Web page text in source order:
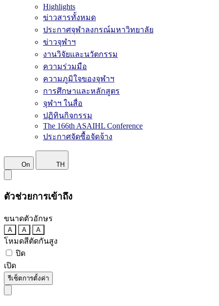
Highlights
ข่าวสารทั้งหมด
ประกาศจุฬาลงกรณ์มหาวิทยาลัย
ข่าวจุฬาฯ
งานวิจัยและนวัตกรรม
ความร่วมมือ
ความภูมิใจของจุฬาฯ
การศึกษาและหลักสูตร
จุฬาฯ ในสื่อ
ปฏิทินกิจกรรม
The 166th ASAIHL Conference
ประกาศจัดซื้อจัดจ้าง
On TH
ตัวช่วยการเข้าถึง
ขนาดตัวอักษร
A A A
โหมดสีตัดกันสูง
ปิด
เปิด
รีเซ็ตการตั้งค่า